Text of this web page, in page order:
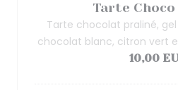
Tarte
Tarte chocolat praliné,
chocolat blanc, citron vert
10,00